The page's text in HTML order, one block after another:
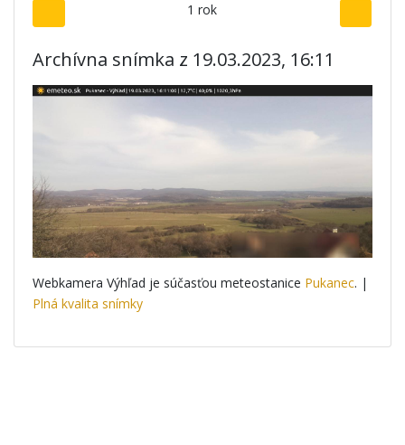
1 rok
Archívna snímka z 19.03.2023, 16:11
Webkamera Výhľad je súčasťou meteostanice Pukanec. |
Plná kvalita snímky